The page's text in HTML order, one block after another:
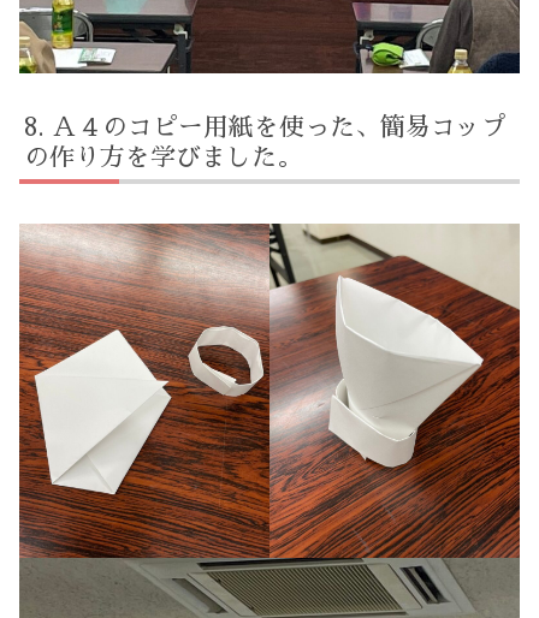
Ａ４のコピー用紙を使った、簡易コップ
の作り方を学びました。